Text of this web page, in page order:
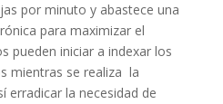
por minuto y abastece una
para maximizar el
pueden iniciar a indexar los
mientras se realiza la
erradicar la necesidad de